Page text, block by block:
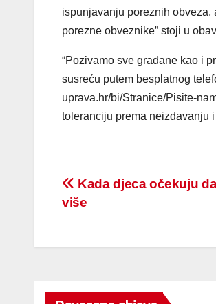
ispunjavanju poreznih obveza,
porezne obveznike” stoji u
“Pozivamo sve građane kao i
susreću putem besplatnog
uprava.hr/bi/Stranice/Pisite-
toleranciju prema neizdavanju
Post
Kada djeca očekuju
više